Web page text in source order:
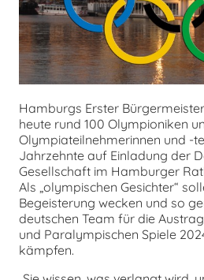
Hamburgs Erster
heute rund 100 Olympioniken
Olympiateilnehmerinnen und -
Jahrzehnte auf Einladung der
Gesellschaft im Hamburger
Als „olympischen Gesichter“
Begeisterung wecken und so
deutschen Team für die
und Paralympischen Spiele
kämpfen.